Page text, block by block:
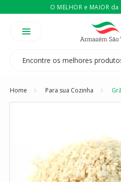
O MELHOR e MAIOR
Temos 3 lojas físicas na Zona
É revendedor? Então
Home Para sua Cozinha